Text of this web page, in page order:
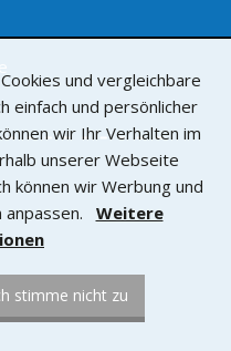
©2019
und vergleichbare
einfach und persönlicher
wir Ihr Verhalten im
unserer Webseite
können wir Werbung und
Weitere
stimme nicht zu